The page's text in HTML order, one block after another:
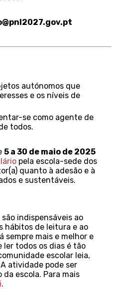
autónomos que
e os níveis de
se como agente de
todos.
5 a 30 de maio de 2025
pela escola-sede dos
quanto à adesão e à
e sustentáveis.
indispensáveis ao
hábitos de leitura e ao
sempre mais e melhor e
ler todos os dias é tão
escolar leia,
atividade pode ser
escola. Para mais
.